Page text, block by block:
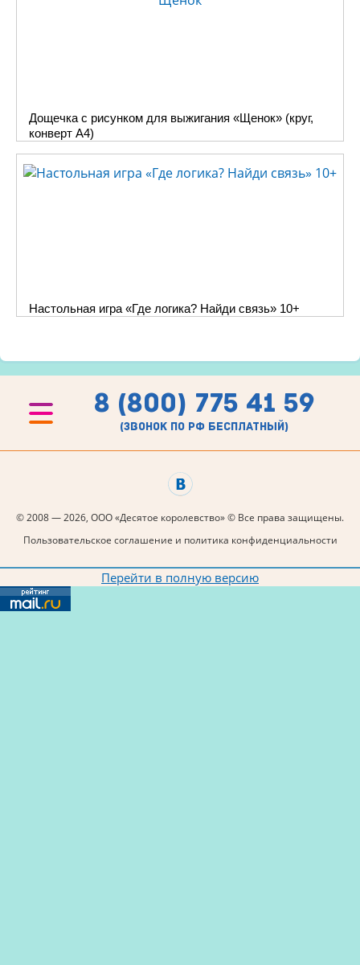
Дощечка с рисунком для выжигания «Щенок» (круг,
конверт А4)
Настольная игра «Где логика? Найди связь» 10+
8 (800) 775 41 59
(звонок по рф бесплатный)
© 2008 — 2026, ООО «Десятое королевство» © Все права защищены.
Пользовательское соглашение и политика конфиденциальности
Перейти в полную версию